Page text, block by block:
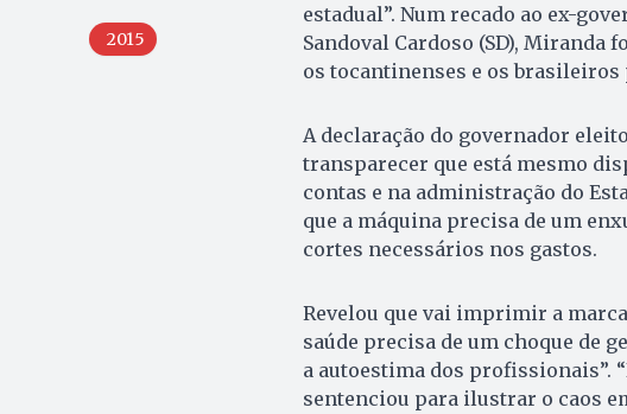
2015
estadual”. Num recado ao ex-
San­doval Cardoso (SD), Miranda
os tocantinenses e os brasileiros
A declaração do governador
transparecer que está mesmo
contas e na administração do
que a máquina precisa de um
cortes necessários nos gastos.
Revelou que vai imprimir a
saúde precisa de um choque de
a autoestima dos profissionais”.
sentenciou para ilustrar o caos